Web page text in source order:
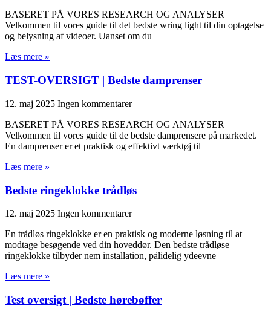
BASERET PÅ VORES RESEARCH OG ANALYSER
Velkommen til vores guide til det bedste wring light til din optagelse
og belysning af videoer. Uanset om du
Læs mere »
TEST-OVERSIGT | Bedste damprenser
12. maj 2025 Ingen kommentarer
BASERET PÅ VORES RESEARCH OG ANALYSER
Velkommen til vores guide til de bedste damprensere på markedet.
En damprenser er et praktisk og effektivt værktøj til
Læs mere »
Bedste ringeklokke trådløs
12. maj 2025 Ingen kommentarer
En trådløs ringeklokke er en praktisk og moderne løsning til at
modtage besøgende ved din hoveddør. Den bedste trådløse
ringeklokke tilbyder nem installation, pålidelig ydeevne
Læs mere »
Test oversigt | Bedste hørebøffer